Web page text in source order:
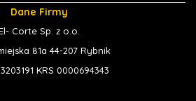
Dane Firmy
Corte Sp. z o.o.
81a 44-207 Rybnik
KRS 0000694343